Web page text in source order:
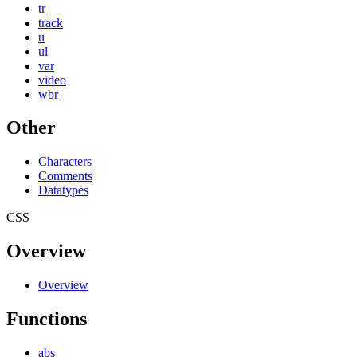
tr
track
u
ul
var
video
wbr
Other
Characters
Comments
Datatypes
CSS
Overview
Overview
Functions
abs